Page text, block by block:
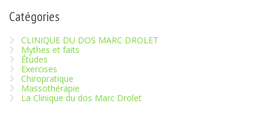
Catégories
CLINIQUE DU DOS MARC DROLET
Mythes et faits
Études
Exercises
Chiropratique
Massothérapie
La Clinique du dos Marc Drolet